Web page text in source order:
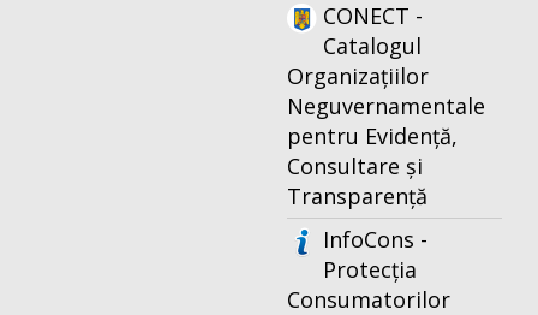
CONECT -
Catalogul
Organizațiilor
Neguvernamentale
pentru Evidență,
Consultare și
Transparență
InfoCons -
Protecția
Consumatorilor